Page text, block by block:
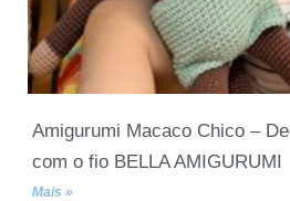
Amigurumi Macaco Chico –
com o fio BELLA AMIGURUMI
Mais »